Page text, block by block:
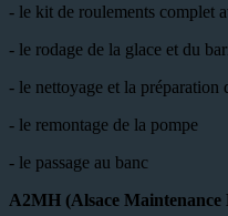
- le kit de roulements complet
- le rodage de la glace et du
- le nettoyage et la préparation
- le remontage de la pompe
- le passage au banc
A2MH (Alsace